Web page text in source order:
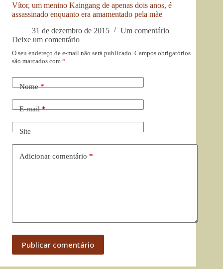
Vítor, um menino Kaingang de apenas dois anos, é
assassinado enquanto era amamentado pela mãe
31 de dezembro de 2015
Um comentário
Deixe um comentário
O seu endereço de e-mail não será publicado. Campos obrigatórios
são marcados com *
Nome*
E-mail*
Site
Adicionar comentário *
Publicar comentário